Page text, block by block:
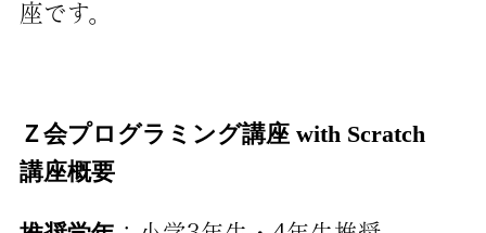
座です。
Ｚ会プログラミング講座 with Scratch
講座概要